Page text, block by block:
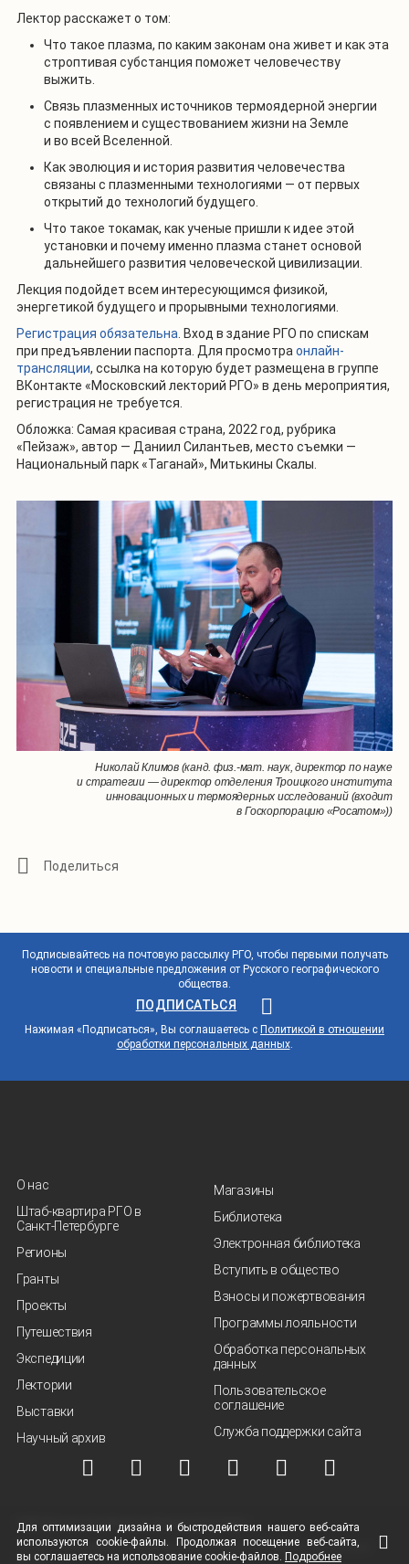
Лектор расскажет о том:
Что такое плазма, по каким законам она живет и как эта
строптивая субстанция поможет человечеству
выжить.
Связь плазменных источников термоядерной энергии
с появлением и существованием жизни на Земле
и во всей Вселенной.
Как эволюция и история развития человечества
связаны с плазменными технологиями — от первых
открытий до технологий будущего.
Что такое токамак, как ученые пришли к идее этой
установки и почему именно плазма станет основой
дальнейшего развития человеческой цивилизации.
Лекция подойдет всем интересующимся физикой,
энергетикой будущего и прорывными технологиями.
Регистрация обязательна . Вход в здание РГО по спискам
при предъявлении паспорта. Для просмотра онлайн-
трансляции, ссылка на которую будет размещена в группе
ВКонтакте «Московский лекторий РГО» в день мероприятия,
регистрация не требуется.
Обложка: Самая красивая страна, 2022 год, рубрика
«Пейзаж», автор — Даниил Силантьев, место съемки —
Национальный парк «Таганай», Митькины Скалы.
Николай Климов (канд. физ.-мат. наук, директор по науке
и стратегии — директор отделения Троицкого института
инновационных и термоядерных исследований (входит
в Госкорпорацию «Росатом»))
Подписывайтесь на почтовую рассылку РГО, чтобы первыми получать
новости и специальные предложения от Русского географического
общества.
ПОДПИСАТЬСЯ
Нажимая «Подписаться», Вы соглашаетесь с Политикой в отношении
обработки персональных данных.
О нас
Штаб-квартира РГО в
Санкт‑Петербурге
Регионы
Гранты
Проекты
Путешествия
Экспедиции
Лектории
Выставки
Научный архив
Магазины
Библиотека
Электронная библиотека
Вступить в общество
Взносы и пожертвования
Программы лояльности
Обработка персональных
данных
Пользовательское
соглашение
Служба поддержки сайта
© ВОО "Русское географическое общество", 2013-2026 г.
Условия использования материалов
Политика защиты и обработки персональных
данных
Для оптимизации дизайна и быстродействия нашего веб-сайта
используются cookie-файлы. Продолжая посещение веб-сайта,
вы соглашаетесь на использование cookie-файлов. Подробнее